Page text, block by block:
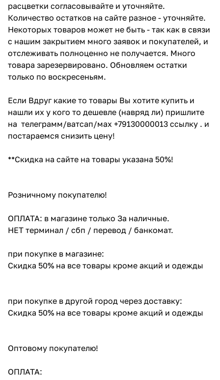
расцветки согласовывайте и уточняйте.
Количество остатков на сайте разное - уточняйте.
Некоторых товаров может не быть - так как в связи
с нашим закрытием много заявок и покупателей, и
отслеживать полноценно не получается. Много
товара зарезервировано. Обновляем остатки
только по воскресеньям.
Если Вдруг какие то товары Вы хотите купить и
нашли их у кого то дешевле (навряд ли) пришлите
на телеграмм/ватсап/мах +79130000013 ссылку . и
постараемся снизить цену!
**Скидка на сайте на товары указана 50%!
Розничному покупателю!
ОПЛАТА: в магазине только За наличные.
НЕТ терминал / сбп / перевод / банкомат.
при покупке в магазине:
Скидка 50% на все товары кроме акций и одежды
при покупке в другой город через доставку:
Скидка 50% на все товары кроме акций и одежды
Оптовому покупателю!
ОПЛАТА: